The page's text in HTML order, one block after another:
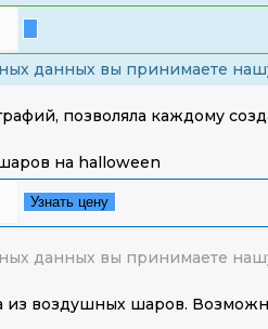
данных вы принимаете
позволяла каждому
Узнать цену
данных вы принимаете
из воздушных шаров.